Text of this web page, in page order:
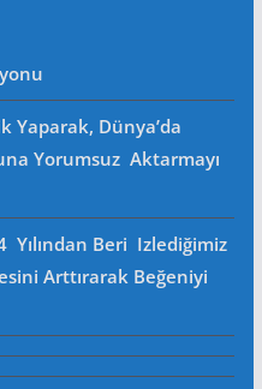
Yaparak, Dünya’da
Yorumsuz Aktarmayı
Yılından Beri Izlediğimiz
Arttırarak Beğeniyi